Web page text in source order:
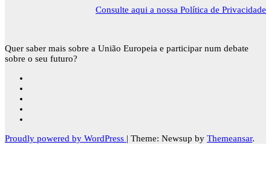
Consulte aqui a nossa Política de Privacidade
Quer saber mais sobre a União Europeia e participar num debate
sobre o seu futuro?
Proudly powered by WordPress | Theme: Newsup by Themeansar.